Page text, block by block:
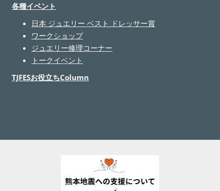
各種イベント
日本 ジュエリー ベスト ドレッサー賞
ワークショップ
ジュエリー修理コーナー
トークイベント
TJFESお役立ちColumn